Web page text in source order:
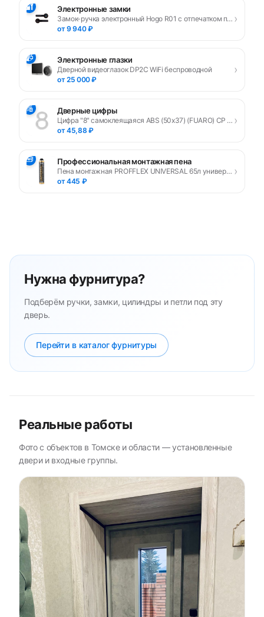
🔐 Электронные замки
Замок-ручка электронный Hogo R01 с отпечатком пальца, черный
от 9 940 ₽
›
📹 Электронные глазки
Дверной видеоглазок DP2C WiFi беспроводной
от 25 000 ₽
›
🔢 Дверные цифры
Цифра "8" самоклеящаяся ABS (50х37) (FUARO) CP хром
от 45,88 ₽
›
🧰 Профессиональная монтажная пена
Пена монтажная PROFFLEX UNIVERSAL 65л универсальная
от 445 ₽
›
Нужна фурнитура?
Подберём ручки, замки, цилиндры и петли под эту
дверь.
Перейти в каталог фурнитуры
Реальные работы
Фото с объектов в Томске и области — установленные
двери и входные группы.